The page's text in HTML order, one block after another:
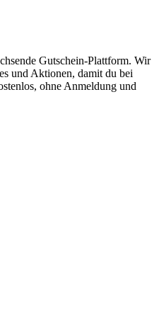
Gutschein-Plattform. Wir
und Aktionen, damit du bei
ohne Anmeldung und